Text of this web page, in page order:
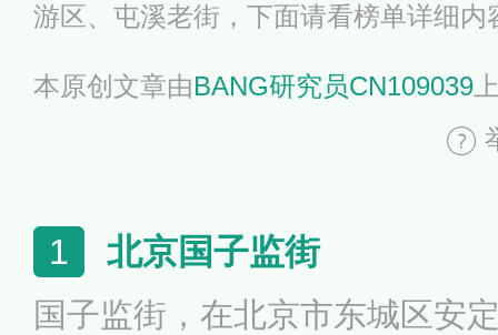
游区、屯溪老街，下面请看榜单详细内
本原创文章由BANG研究员CN109039
1 北京国子监街
国子监街，在北京市东城区安